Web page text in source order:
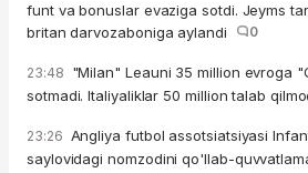
funt va bonuslar evaziga sotdi. Jeyms
britan darvozaboniga aylandi
0
23:48 "Milan" Leauni 35 million evroga
sotmadi. Italiyaliklar 50 million talab
23:26 Angliya futbol assotsiatsiyasi
saylovidagi nomzodini qo'llab-